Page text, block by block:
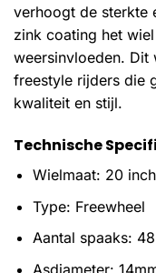
verhoogt de sterkte
zink coating het
weersinvloeden.
freestyle rijders die
kwaliteit en stijl.
Technische
Wielmaat: 20 inch
Type: Freewheel
Aantal spaaks: 48
Asdiameter: